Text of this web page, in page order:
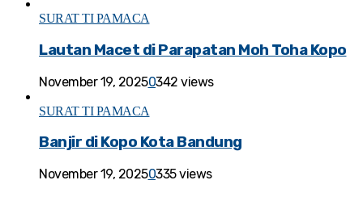
SURAT TI PAMACA
Lautan Macet di Parapatan Moh Toha Kopo
November 19, 20250342 views
SURAT TI PAMACA
Banjir di Kopo Kota Bandung
November 19, 20250335 views